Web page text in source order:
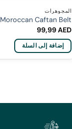
المجوهرات
Moroccan Caftan Belt
99,99AED
إضافة إلى السلة